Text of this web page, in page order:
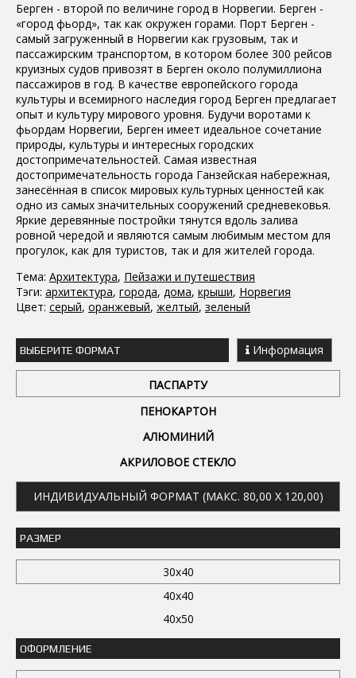
Берген - второй по величине город в Норвегии. Берген -
«город фьорд», так как окружен горами. Порт Берген -
самый загруженный в Норвегии как грузовым, так и
пассажирским транспортом, в котором более 300 рейсов
круизных судов привозят в Берген около полумиллиона
пассажиров в год. В качестве европейского города
культуры и всемирного наследия город Берген предлагает
опыт и культуру мирового уровня. Будучи воротами к
фьордам Норвегии, Берген имеет идеальное сочетание
природы, культуры и интересных городских
достопримечательностей. Самая известная
достопримечательность города Ганзейская набережная,
занесённая в список мировых культурных ценностей как
одно из самых значительных сооружений средневековья.
Яркие деревянные постройки тянутся вдоль залива
ровной чередой и являются самым любимым местом для
прогулок, как для туристов, так и для жителей города.
Тема: Архитектура, Пейзажи и путешествия
Тэги: архитектура, города, дома, крыши, Норвегия
Цвет: серый, оранжевый, желтый, зеленый
ВЫБЕРИТЕ ФОРМАТ Информация
ПАСПАРТУ
ПЕНОКАРТОН
АЛЮМИНИЙ
АКРИЛОВОЕ СТЕКЛО
ИНДИВИДУАЛЬНЫЙ ФОРМАТ (МАКС. 80,00 X 120,00)
РАЗМЕР
30x40
40x40
40x50
ОФОРМЛЕНИЕ